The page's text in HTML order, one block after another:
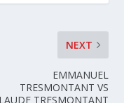
NEXT
EMMANUEL
TRESMONTANT VS
TRESMONTANT